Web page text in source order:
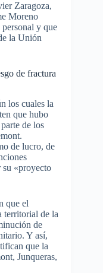
Zaragoza,
Moreno
y que
la Unión
de fractura
los cuales la
que hubo
de los
de lucro, de
su «proyecto
que el
territorial de la
de
Y así,
que la
Junqueras,